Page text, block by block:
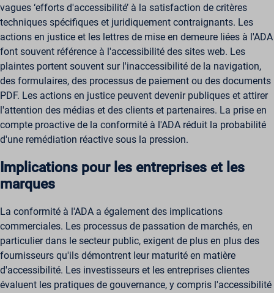
vagues ‘efforts d'accessibilité’ à la satisfaction de critères
techniques spécifiques et juridiquement contraignants. Les
actions en justice et les lettres de mise en demeure liées à l'ADA
font souvent référence à l'accessibilité des sites web. Les
plaintes portent souvent sur l'inaccessibilité de la navigation,
des formulaires, des processus de paiement ou des documents
PDF. Les actions en justice peuvent devenir publiques et attirer
l'attention des médias et des clients et partenaires. La prise en
compte proactive de la conformité à l'ADA réduit la probabilité
d'une remédiation réactive sous la pression.
Implications pour les entreprises et les
marques
La conformité à l'ADA a également des implications
commerciales. Les processus de passation de marchés, en
particulier dans le secteur public, exigent de plus en plus des
fournisseurs qu'ils démontrent leur maturité en matière
d'accessibilité. Les investisseurs et les entreprises clientes
évaluent les pratiques de gouvernance, y compris l'accessibilité